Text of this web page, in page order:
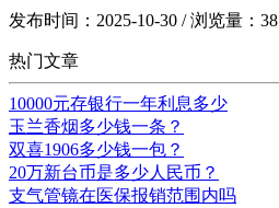
发布时间：2025-10-30 / 浏览量：38
热门文章
10000元存银行一年利息多少
玉兰香烟多少钱一条？
双喜1906多少钱一包？
20万新台币是多少人民币？
支气管镜在医保报销范围内吗